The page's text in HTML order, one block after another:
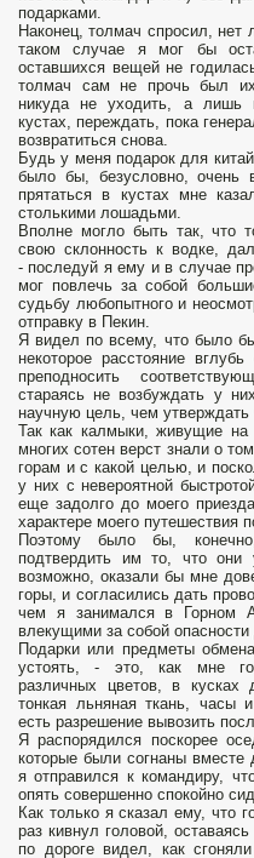
подарками.
Наконец, толмач спросил, нет
таком случае я мог бы
оставшихся вещей не
толмач сам не прочь был
никуда не уходить, а лишь
кустах, переждать, пока
возвратиться снова.
Будь у меня подарок для
было бы, безусловно, очень
прятаться в кустах мне
столькими лошадьми.
Вполне могло быть так, что
свою склонность к водке,
- последуй я ему и в случае
мог повлечь за собой
судьбу любопытного и
отправку в Пекин.
Я видел по всему, что было
некоторое расстояние
преподносить
стараясь не возбуждать у
научную цель, чем утверждать
Так как калмыки, живущие на
многих сотен верст знали о
горам и с какой целью, и
у них с невероятной
еще задолго до моего
характере моего путешествия
Поэтому было бы,
подтвердить им то, что они
возможно, оказали бы мне
горы, и согласились дать
чем я занимался в Горном
влекущими за собой опасности
Подарки или предметы
устоять, - это, как мне
различных цветов, в кусках
тонкая льняная ткань, часы
есть разрешение вывозить
Я распорядился поскорее
которые были согнаны вместе
я отправился к командиру,
опять совершенно спокойно
Как только я сказал ему, что
раз кивнул головой,
по дороге видел, как